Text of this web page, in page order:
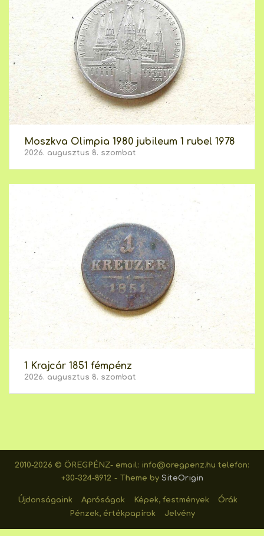
Moszkva Olimpia 1980 jubileum 1 rubel 1978
2026. augusztus 8. szombat
1 Krajcár 1851 fémpénz
2026. augusztus 8. szombat
2010-2026 © ÖREGPÉNZ- email: info@oregpenz.hu telefon:
+30-324-8912
Theme by SiteOrigin
Újdonságaink Apróságok Képek, festmények
Órák
Pénzek, értékpapírok
Jelvény